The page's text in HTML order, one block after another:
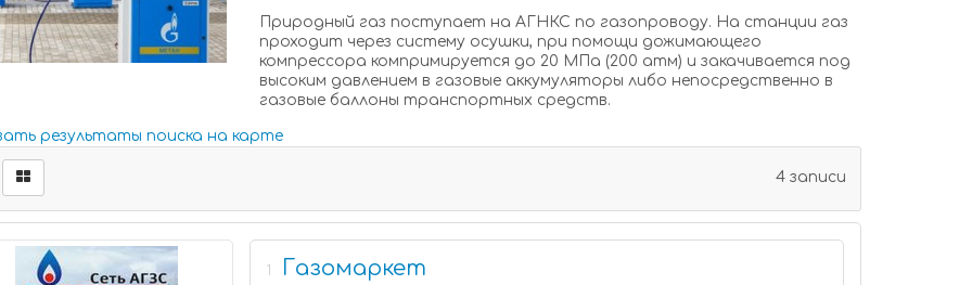
Природный газ поступает на АГНКС по газопроводу. На станции газ
проходит через систему осушки, при помощи дожимающего
компрессора компримируется до 20 МПа (200 атм) и закачивается под
высоким давлением в газовые аккумуляторы либо непосредственно в
газовые баллоны транспортных средств.
результаты поиска на карте
4 записи
1 Газомаркет